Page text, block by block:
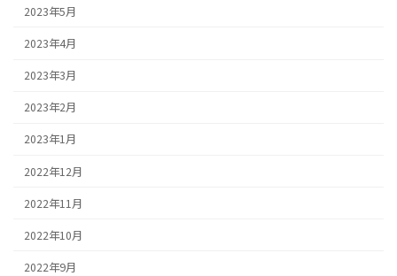
2023年5月
2023年4月
2023年3月
2023年2月
2023年1月
2022年12月
2022年11月
2022年10月
2022年9月